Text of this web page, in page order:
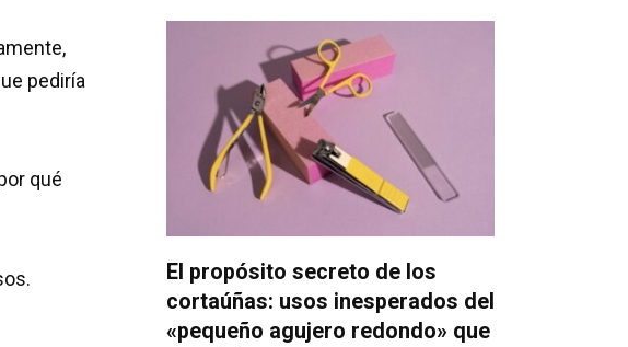
pediría
qué
El propósito secreto de los
cortaúñas: usos inesperados del
«pequeño agujero redondo» que